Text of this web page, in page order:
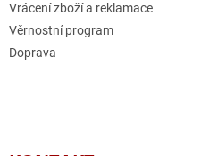
Vrácení zboží a reklamace
Věrnostní program
Doprava